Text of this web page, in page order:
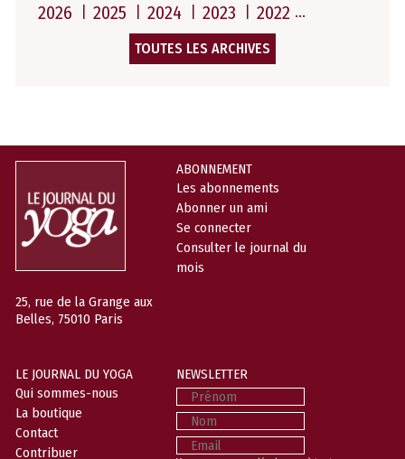
2026 2025 2024 2023 2022
TOUTES LES ARCHIVES
25, rue de la Grange aux
Belles, 75010 Paris
ABONNEMENT
Les abonnements
Abonner un ami
Se connecter
Consulter le journal du
mois
LE JOURNAL DU YOGA
Qui sommes-nous
La boutique
Contact
Contribuer
NEWSLETTER
Prénom
Nom
Email